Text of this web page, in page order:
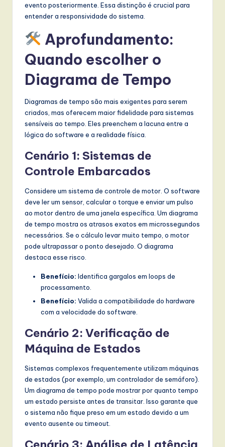
evento posteriormente. Essa distinção é crucial para
entender a responsividade do sistema.
Aprofundamento:
Quando escolher o
Diagrama de Tempo
Diagramas de tempo são mais exigentes para serem
criados, mas oferecem maior fidelidade para sistemas
sensíveis ao tempo. Eles preenchem a lacuna entre a
lógica do software e a realidade física.
Cenário 1: Sistemas de
Controle Embarcados
Considere um sistema de controle de motor. O software
deve ler um sensor, calcular o torque e enviar um pulso
ao motor dentro de uma janela específica. Um diagrama
de tempo mostra os atrasos exatos em microssegundos
necessários. Se o cálculo levar muito tempo, o motor
pode ultrapassar o ponto desejado. O diagrama
destaca esse risco.
Benefício: Identifica gargalos em loops de
processamento.
Benefício: Valida a compatibilidade do hardware
com a velocidade do software.
Cenário 2: Verificação de
Máquina de Estados
Sistemas complexos frequentemente utilizam máquinas
de estados (por exemplo, um controlador de semáforo).
Um diagrama de tempo pode mostrar por quanto tempo
um estado persiste antes de transitar. Isso garante que
o sistema não fique preso em um estado devido a um
evento ausente ou timeout.